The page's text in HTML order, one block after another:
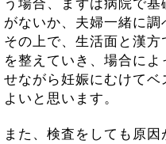
う場合、まずは病院で
がないか、夫婦一緒に調
その上で、生活面と漢
を整えていき、場合に
せながら妊娠にむけて
よいと思います。
また、検査をしても原